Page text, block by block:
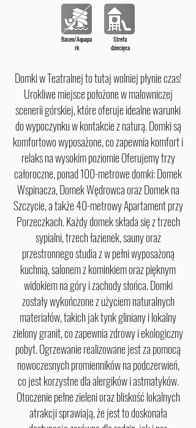
Basen/Aquapa
rk
Strefa
dziecięca
Domki w Teatralnej to tutaj wolniej płynie czas!
Urokliwe miejsce położone w malowniczej
scenerii górskiej, które oferuje idealne warunki
do wypoczynku w kontakcie z naturą. Domki są
komfortowo wyposażone, co zapewnia komfort i
relaks na wysokim poziomie Oferujemy trzy
całoroczne, ponad 100-metrowe domki: Domek
Wspinacza, Domek Wędrowca oraz Domek na
Szczycie, a także 40-metrowy Apartament przy
Porzeczkach. Każdy domek składa się z trzech
sypialni, trzech łazienek, sauny oraz
przestronnego studia z w pełni wyposażoną
kuchnią, salonem z kominkiem oraz pięknym
widokiem na góry i zachody słońca. Domki
zostały wykończone z użyciem naturalnych
materiałów, takich jak tynk gliniany i lokalny
zielony granit, co zapewnia zdrowy i ekologiczny
pobyt. Ogrzewanie realizowane jest za pomocą
nowoczesnych promienników na podczerwień,
co jest korzystne dla alergików i astmatyków.
Otoczenie pełne zieleni oraz bliskość lokalnych
atrakcji sprawiają, że jest to doskonała